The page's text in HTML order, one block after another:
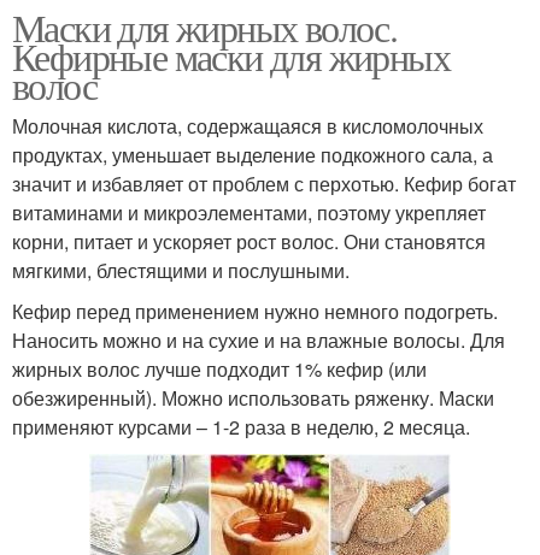
Маски для жирных волос.
Кефирные маски для жирных
волос
Молочная кислота, содержащаяся в кисломолочных
продуктах, уменьшает выделение подкожного сала, а
значит и избавляет от проблем с перхотью. Кефир богат
витаминами и микроэлементами, поэтому укрепляет
корни, питает и ускоряет рост волос. Они становятся
мягкими, блестящими и послушными.
Кефир перед применением нужно немного подогреть.
Наносить можно и на сухие и на влажные волосы. Для
жирных волос лучше подходит 1% кефир (или
обезжиренный). Можно использовать ряженку. Маски
применяют курсами – 1-2 раза в неделю, 2 месяца.